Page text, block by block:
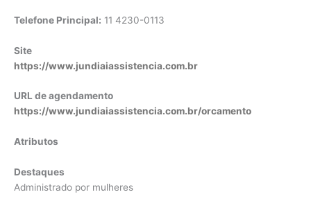
Telefone Principal: 11 4230-0113
Site
https://www.jundiaiassistencia.com.br
URL de agendamento
https://www.jundiaiassistencia.com.br/orcamento
Atributos
Destaques
Administrado por mulheres